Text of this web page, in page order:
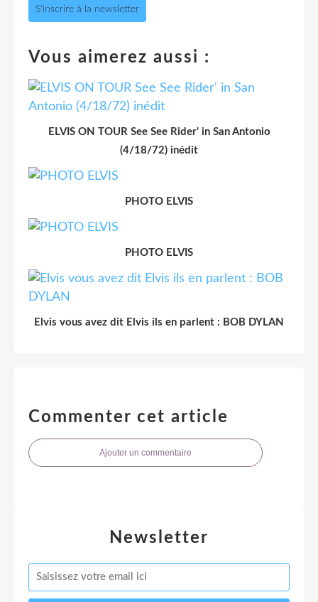
S'inscrire à la newsletter
Vous aimerez aussi :
ELVIS ON TOUR See See Rider' in San Antonio
(4/18/72) inédit
PHOTO ELVIS
PHOTO ELVIS
Elvis vous avez dit Elvis ils en parlent : BOB DYLAN
Commenter cet article
Ajouter un commentaire
Newsletter